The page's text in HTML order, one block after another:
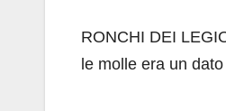
RONCHI DEI
le molle era un